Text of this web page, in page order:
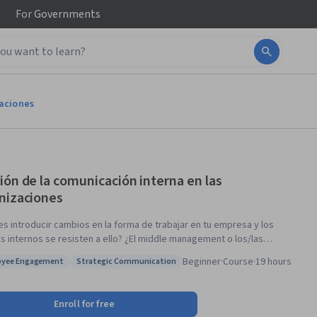
ForGovernments
de la comunicación interna en las
introducir cambios en la forma de trabajar en tu empresa y los
internos se resisten a ello? ¿El middle management o los/las
mucho mejor porque impera la desconfianza? ¿Existe la impresión
te escucha a pesar de ser socio de una organización desde hace
sabes cómo hacer llegar a los equipos internos la información
Engagement
Engagement
Status: Strategic Communication
Strategic Communication Beginner·Course·19 hours
Enroll for free